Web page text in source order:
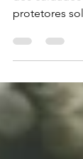
Manter a
protetores